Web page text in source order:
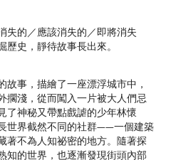
失的／應該消失的／即將消失
史，靜待故事長出來。
故事，描繪了一座漂浮城市中，
擱淺，從而闖入一片被大人們忌
了神秘又帶點戲謔的少年林懷
世界截然不同的社群——一個建築
著不為人知祕密的地方。隨著探
知的世界，也逐漸發現街頭內部